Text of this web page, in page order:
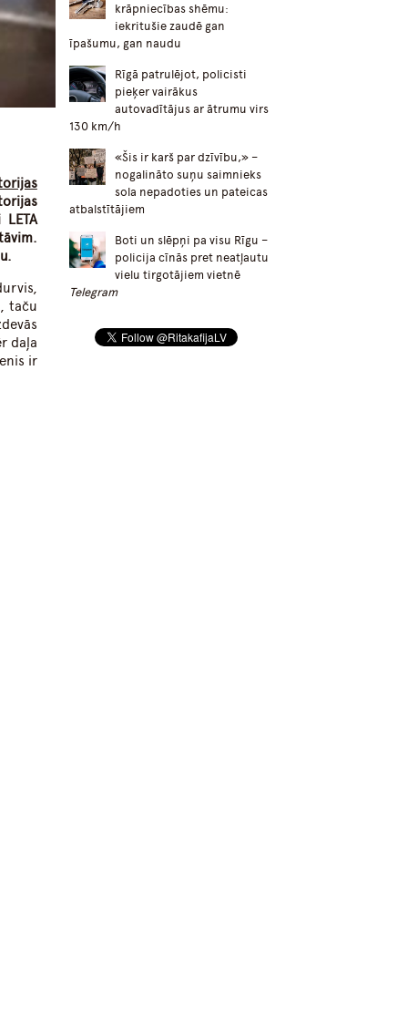
taču
daļa
ir
krāpniecības shēmu:
iekritušie zaudē gan
īpašumu, gan naudu
Rīgā patrulējot, policisti
pieķer vairākus
autovadītājus ar ātrumu virs
130 km/h
«Šis ir karš par dzīvību,» –
nogalināto suņu saimnieks
sola nepadoties un pateicas
atbalstītājiem
Boti un slēpņi pa visu Rīgu –
policija cīnās pret neatļautu
vielu tirgotājiem vietnē
Telegram